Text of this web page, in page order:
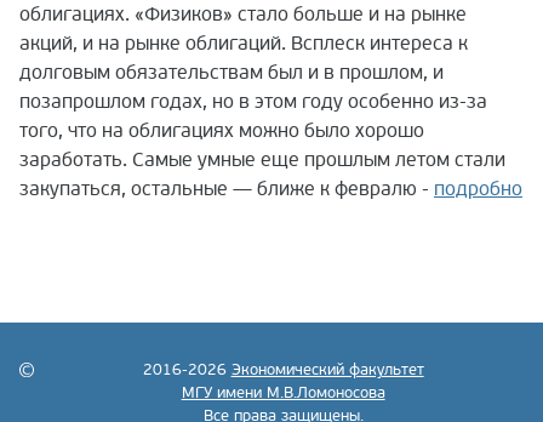
облигациях. «Физиков» стало больше и на рынке
акций, и на рынке облигаций. Всплеск интереса к
долговым обязательствам был и в прошлом, и
позапрошлом годах, но в этом году особенно из-за
того, что на облигациях можно было хорошо
заработать. Самые умные еще прошлым летом стали
закупаться, остальные — ближе к февралю - подробно
2016-2026 Экономический факультет
МГУ имени М.В.Ломоносова
Все права защищены.